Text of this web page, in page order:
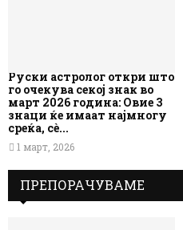
Руски астролог откри што
го очекува секој знак во
март 2026 година: Овие 3
знаци ќе имаат најмногу
среќа, сè...
1 март, 2026
ПРЕПОРАЧУВАМЕ